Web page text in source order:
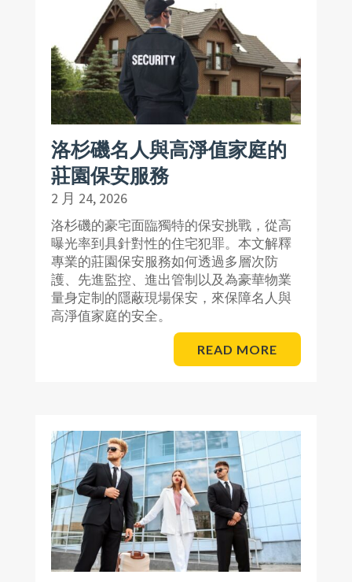
洛杉磯名人與高淨值家庭的
莊園保安服務
2 月 24, 2026
洛杉磯的豪宅面臨獨特的保安挑戰，從高
曝光率到具針對性的住宅犯罪。本文解釋
專業的莊園保安服務如何透過多層次防
護、先進監控、進出管制以及為豪華物業
量身定制的隱蔽現場保安，來保障名人與
高淨值家庭的安全。
READ MORE